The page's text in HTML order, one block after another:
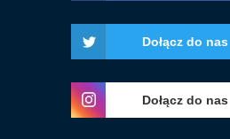
Dołącz do nas
Dołącz do nas